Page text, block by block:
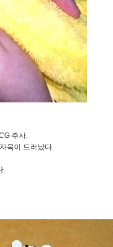
주사.
욱이 드러났다.
.